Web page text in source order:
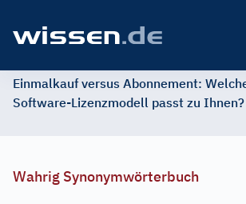
Einmalkauf versus Abonnement:
Software-Lizenzmodell passt zu Ihnen?
Wahrig Synonymwörterbuch